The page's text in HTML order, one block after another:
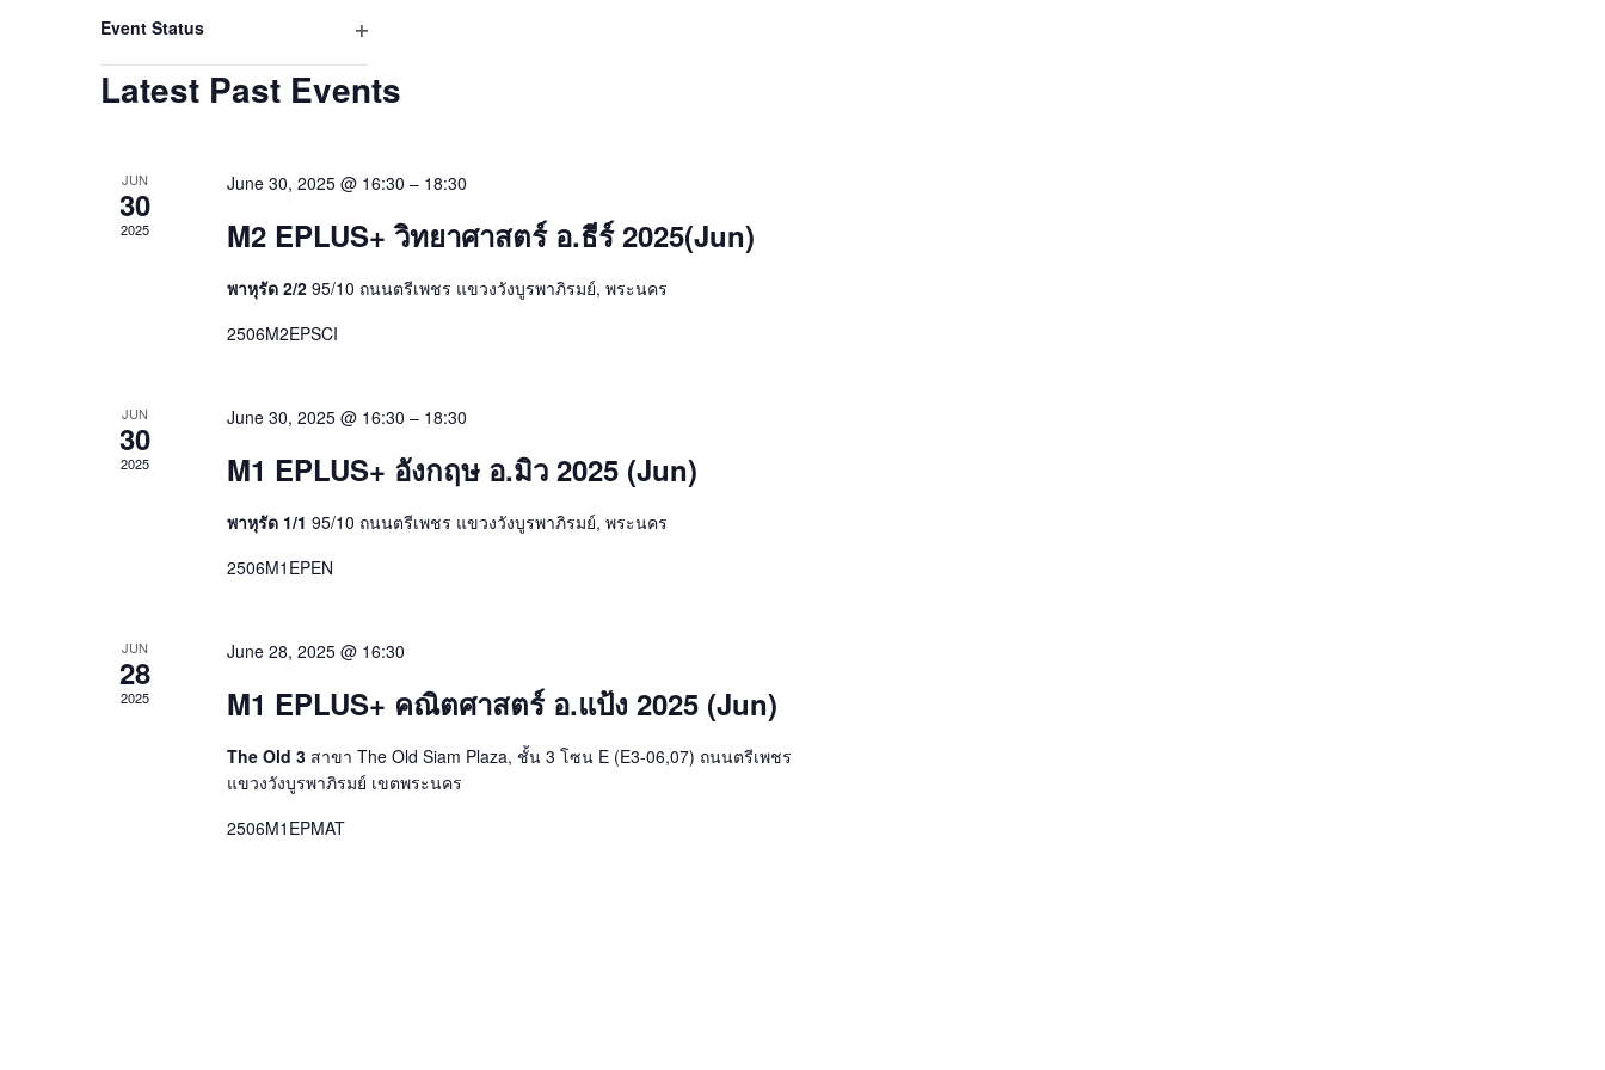
refresh
the
Event Status
filter
Latest Past Events
JUN
30
2025
June 30, 2025 @ 16:30 – 18:30
M2 EPLUS+ วิทยาศาสตร์ อ.ธีร์ 2025(Jun)
พาหุรัด 2/295/10 ถนนตรีเพชร แขวงวังบูรพาภิรมย์, พระนคร
2506M2EPSCI
JUN
30
2025
June 30, 2025 @ 16:30 – 18:30
M1 EPLUS+ อังกฤษ อ.มิว 2025 (Jun)
พาหุรัด 1/195/10 ถนนตรีเพชร แขวงวังบูรพาภิรมย์, พระนคร
2506M1EPEN
JUN
28
2025
June 28, 2025 @ 16:30
M1 EPLUS+ คณิตศาสตร์ อ.แป้ง 2025 (Jun)
The Old 3 สาขา The Old Siam Plaza, ชั้น 3 โซน E (E3-06,07) ถนนตรีเพชร
แขวงวังบูรพาภิรมย์ เขตพระนคร
2506M1EPMAT